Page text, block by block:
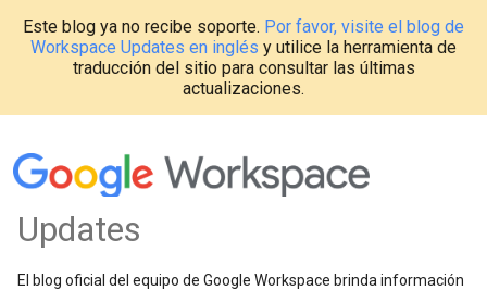
Este blog ya no recibe soporte. Por favor, visite el blog de
Workspace Updates en inglés y utilice la herramienta de
traducción del sitio para consultar las últimas
actualizaciones.
Updates
El blog oficial del equipo de Google Workspace brinda información